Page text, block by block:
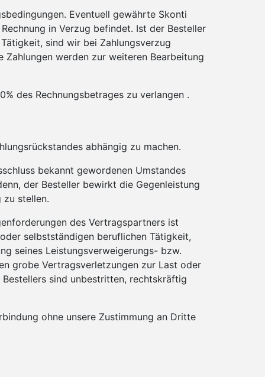
Eventuell gewährte Skonti
in Verzug befindet. Ist der Besteller
sind wir bei Zahlungsverzug
werden zur weiteren Bearbeitung
des Rechnungsbetrages zu verlangen .
abhängig zu machen.
bekannt gewordenen Umstandes
der Besteller bewirkt die Gegenleistung
zu stellen.
des Vertragspartners ist
selbstständigen beruflichen Tätigkeit,
seines Leistungsverweigerungs- bzw.
grobe Vertragsverletzungen zur Last oder
sind unbestritten, rechtskräftig
ohne unsere Zustimmung an Dritte